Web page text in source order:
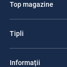
Top magazine
Tipli
Informații